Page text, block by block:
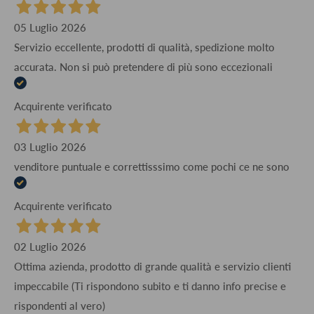
05 Luglio 2026
Servizio eccellente, prodotti di qualità, spedizione molto
accurata. Non si può pretendere di più sono eccezionali
Acquirente verificato
03 Luglio 2026
venditore puntuale e correttisssimo come pochi ce ne sono
Acquirente verificato
02 Luglio 2026
Ottima azienda, prodotto di grande qualità e servizio clienti
impeccabile (Ti rispondono subito e ti danno info precise e
rispondenti al vero)